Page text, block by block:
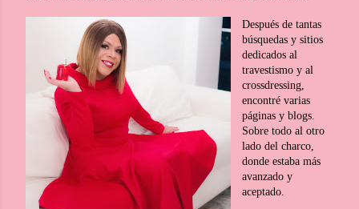
Después de tantas
búsquedas y sitios
dedicados al
travestismo y al
crossdressing,
encontré varias
páginas y blogs.
Sobre todo al otro
lado del charco,
donde estaba más
avanzado y
aceptado.